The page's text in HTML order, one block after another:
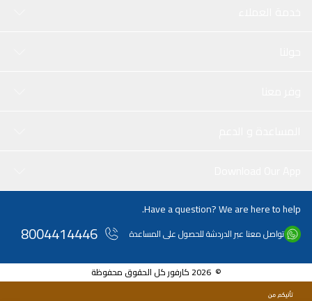
Have a question? We are here to help.
تواصل معنا عبر الدردشة للحصول على المساعدة 8004414446
© 2026 كارفور كل الحقوق محفوظة